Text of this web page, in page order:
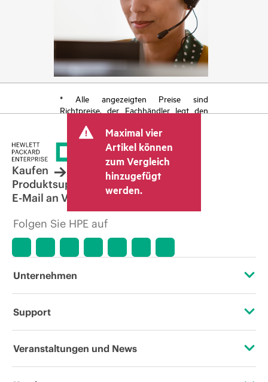
* Alle angezeigten Preise sind
Richtpreise, der Fachhändler legt den
kann weitere Gebühren wie
Mehrwertsteuer und Versandkosten
berücksichtigen. Der vom Fachhändler
festgelegte Transaktionspreis kann von
dem anderer Fachhändler und dem
angezeigten Richtpreis abweichen. Die
Richtpreise können zeitlich begrenzte
Sonderangebote enthalten. HPE behält
sich das Recht vor, jederzeit
Marktbedingungen, der Einstellung von
Produktverfügbarkeit, dem Ende der
Lebensdauer von Werbeaktionen und
Maximal vier
Artikel können
zum Vergleich
hinzugefügt
werden.
Kaufen
Produktsupport
E-Mail an Vertrieb
Folgen Sie HPE auf
Unternehmen
Über HPE
Support
Operational Support Services
Veranstaltungen und News
Veranstaltungen